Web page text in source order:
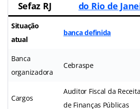
Sefaz RJ
do Rio de
Situação
atual
banca definida
Banca
organizadora
Cebraspe
Cargos
Auditor Fiscal da
de Finanças Públicas